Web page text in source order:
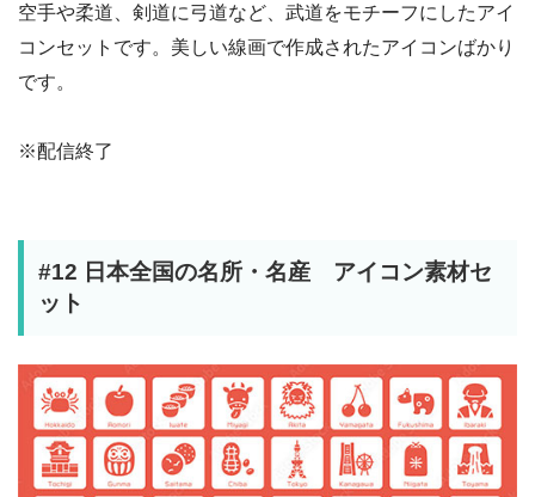
空手や柔道、剣道に弓道など、武道をモチーフにしたアイ
コンセットです。美しい線画で作成されたアイコンばかり
です。
※配信終了
#12 日本全国の名所・名産 アイコン素材セ
ット